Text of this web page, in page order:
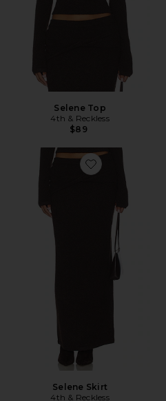
Selene Top
4th & Reckless
$89
Favorite Selene Skirt
Selene Skirt
4th & Reckless